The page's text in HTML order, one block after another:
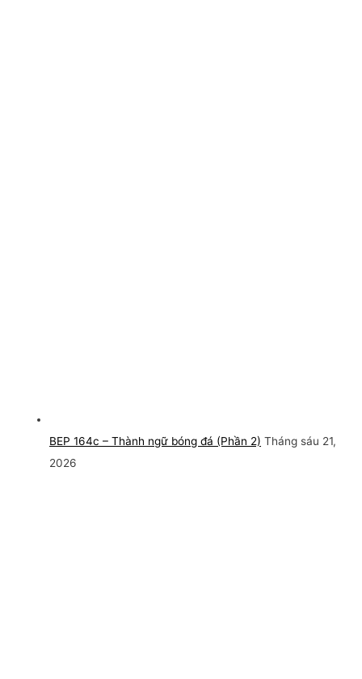
BEP 164c – Thành ngữ bóng đá (Phần 2) Tháng sáu 21,
2026